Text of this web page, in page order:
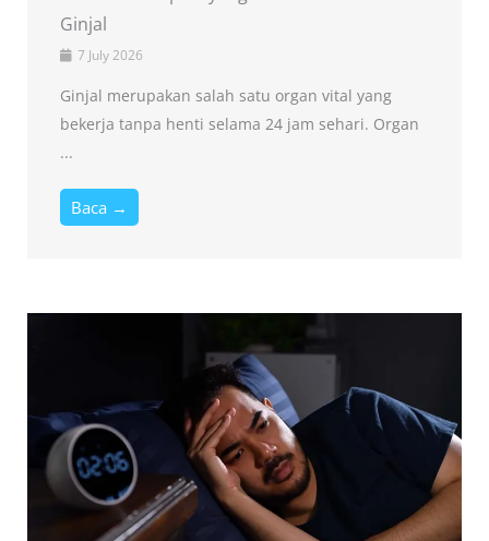
Ginjal
7 July 2026
Ginjal merupakan salah satu organ vital yang
bekerja tanpa henti selama 24 jam sehari. Organ
...
Baca →